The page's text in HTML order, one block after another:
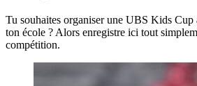
Tu souhaites organiser une UBS Kids Cup
ton école ? Alors enregistre ici tout
compétition.